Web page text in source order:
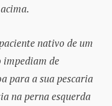
nativo de um
impediam de
para a sua pescaria
na perna esquerda